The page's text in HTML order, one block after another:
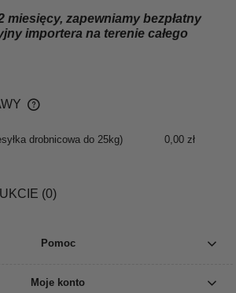
miesięcy, zapewniamy bezpłatny
importera na terenie całego
EWENTUALNYCH KOSZTÓW
drobnicowa do 25kg) 0,00 zł
(0)
Pomoc
Moje konto